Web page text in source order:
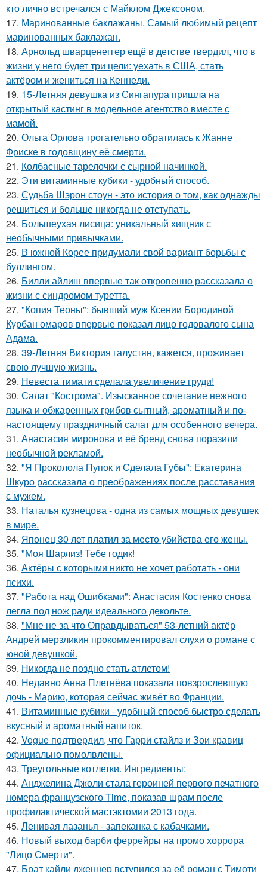
кто лично встречался с Майклом Джексоном.
17. Маринованные баклажаны. Самый любимый рецепт
маринованных баклажан.
18. Арнольд шварценеггер ещё в детстве твердил, что в
жизни у него будет три цели: уехать в США, стать
актёром и жениться на Кеннеди.
19. 15-Летняя девушка из Сингапура пришла на
открытый кастинг в модельное агентство вместе с
мамой.
20. Ольга Орлова трогательно обратилась к Жанне
Фриске в годовщину её смерти.
21. Колбасные тарелочки с сырной начинкой.
22. Эти витаминные кубики - удобный способ.
23. Судьба Шэрон стоун - это история о том, как однажды
решиться и больше никогда не отступать.
24. Большеухая лисица: уникальный хищник с
необычными привычками.
25. В южной Корее придумали свой вариант борьбы с
буллингом.
26. Билли айлиш впервые так откровенно рассказала о
жизни с синдромом туретта.
27. "Копия Теоны": бывший муж Ксении Бородиной
Курбан омаров впервые показал лицо годовалого сына
Адама.
28. 39-Летняя Виктория галустян, кажется, проживает
свою лучшую жизнь.
29. Невеста тимати сделала увеличение груди!
30. Салат "Кострома". Изысканное сочетание нежного
языка и обжаренных грибов сытный, ароматный и по-
настоящему праздничный салат для особенного вечера.
31. Анастасия миронова и её бренд снова поразили
необычной рекламой.
32. "Я Проколола Пупок и Сделала Губы": Екатерина
Шкуро рассказала о преображениях после расставания
с мужем.
33. Наталья кузнецова - одна из самых мощных девушек
в мире.
34. Японец 30 лет платил за место убийства его жены.
35. "Моя Шарлиз! Тебе годик!
36. Актёры с которыми никто не хочет работать - они
психи.
37. "Работа над Ошибками": Анастасия Костенко снова
легла под нож ради идеального декольте.
38. "Мне не за что Оправдываться" 53-летний актёр
Андрей мерзликин прокомментировал слухи о романе с
юной девушкой.
39. Никогда не поздно стать атлетом!
40. Недавно Анна Плетнёва показала повзрослевшую
дочь - Марию, которая сейчас живёт во Франции.
41. Витаминные кубики - удобный способ быстро сделать
вкусный и ароматный напиток.
42. Vogue подтвердил, что Гарри стайлз и Зои кравиц
официально помолвлены.
43. Треугольные котлетки. Ингредиенты:
44. Анджелина Джоли стала героиней первого печатного
номера французского Time, показав шрам после
профилактической мастэктомии 2013 года.
45. Ленивая лазанья - запеканка с кабачками.
46. Новый выход барби феррейры на промо хоррора
"Лицо Смерти".
47. Брат кайли дженнер вступился за её роман с Тимоти